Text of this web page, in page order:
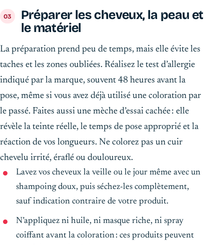
Préparer les cheveux, la peau et
le matériel
La préparation prend peu de temps, mais elle évite les
taches et les zones oubliées. Réalisez le test d’allergie
indiqué par la marque, souvent 48 heures avant la
pose, même si vous avez déjà utilisé une coloration par
le passé. Faites aussi une mèche d’essai cachée : elle
révèle la teinte réelle, le temps de pose approprié et la
réaction de vos longueurs. Ne colorez pas un cuir
chevelu irrité, éraflé ou douloureux.
Lavez vos cheveux la veille ou le jour même avec un
shampoing doux, puis séchez-les complètement,
sauf indication contraire de votre produit.
N’appliquez ni huile, ni masque riche, ni spray
coiffant avant la coloration : ces produits peuvent